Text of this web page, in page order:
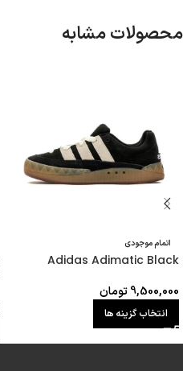
محصولات مشابه
اتمام موجودی
Adidas Adimatic Black
9,500,000تومان
انتخاب گزینه ها